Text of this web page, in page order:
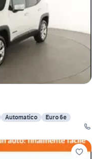
Automatico
Euro 6e